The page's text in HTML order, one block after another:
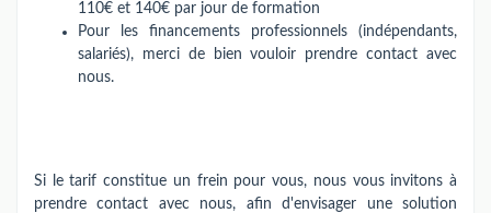
110€ et 140€ par jour de formation
Pour les financements professionnels (indépendants,
salariés), merci de bien vouloir prendre contact avec
nous.
Si le tarif constitue un frein pour vous, nous vous invitons à
prendre contact avec nous, afin d'envisager une solution